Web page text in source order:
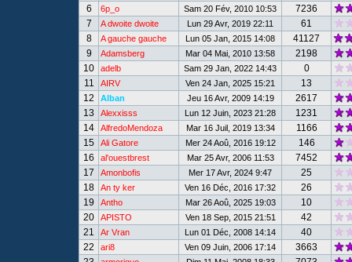
6
6p_o Sam 20 Fév, 2010 10:53
7236
7
A dwoite dwoite Lun 29 Avr, 2019 22:11
61
8
A gauche gauche Lun 05 Jan, 2015 14:08
41127
9
Adamsberg Mar 04 Mai, 2010 13:58
2198
10
adelb Sam 29 Jan, 2022 14:43
0
11
AIRV Ven 24 Jan, 2025 15:21
13
12
Alban Jeu 16 Avr, 2009 14:19
2617
13
Alexxisss Lun 12 Juin, 2023 21:28
1231
14
AlfredoMendoza Mar 16 Juil, 2019 13:34
1166
15
Ali Gatore Mer 24 Aoû, 2016 19:12
146
16
al'ouestbrest Mar 25 Avr, 2006 11:53
7452
17
Amonbofis Mer 17 Avr, 2024 9:47
25
18
An ty ker Ven 16 Déc, 2016 17:32
26
19
Antho Mar 26 Aoû, 2025 19:03
10
20
APISTO Ven 18 Sep, 2015 21:51
42
21
Ar Vran Lun 01 Déc, 2008 14:14
40
22
ari8 Ven 09 Juin, 2006 17:14
3663